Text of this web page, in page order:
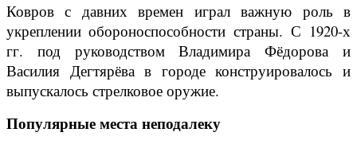
Ковров с давних времен играл важную роль в
укреплении обороноспособности страны. С 1920-х
гг. под руководством Владимира Фёдорова и
Василия Дегтярёва в городе конструировалось и
выпускалось стрелковое оружие.
Популярные места неподалеку